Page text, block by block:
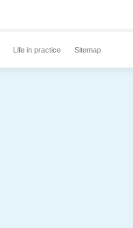
Life in practice Sitemap